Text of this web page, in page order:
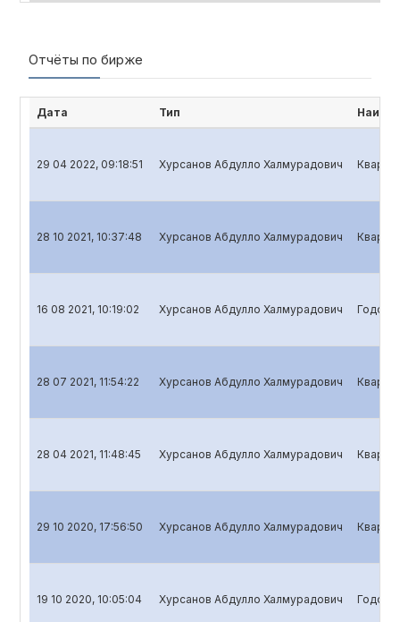
Отчёты по бирже
Дата Тип
29 04 2022, 09:18:51 Хурсанов Абдулло Халмурадович
28 10 2021, 10:37:48 Хурсанов Абдулло Халмурадович
16 08 2021, 10:19:02 Хурсанов Абдулло Халмурадович
28 07 2021, 11:54:22 Хурсанов Абдулло Халмурадович
28 04 2021, 11:48:45 Хурсанов Абдулло Халмурадович
29 10 2020, 17:56:50 Хурсанов Абдулло Халмурадович
19 10 2020, 10:05:04 Хурсанов Абдулло Халмурадович